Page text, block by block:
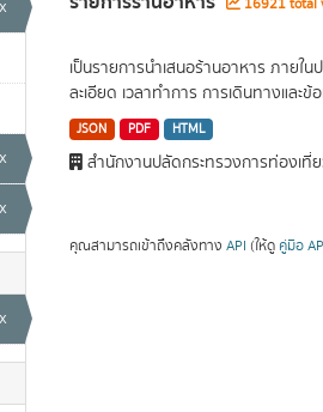
x
x
x
x
16921 total
เป็นรายการนำเสนอร้านอาหาร ภาย
ละเอียด เวลาทำการ การเดินทางและ
JSON PDF HTML
สำนักงานปลัดกระทรวงการท่องเที่ย
คุณสามารถเข้าถึงคลังทาง API (ให้ดู คู่มือ